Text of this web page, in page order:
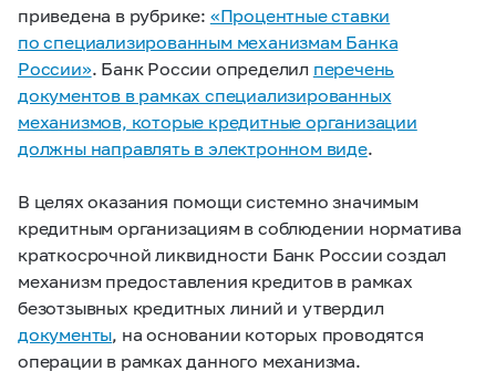
приведена в рубрике: «Процентные ставки
по специализированным механизмам Банка
России». Банк России определил перечень
документов в рамках специализированных
механизмов, которые кредитные организации
должны направлять в электронном виде.
В целях оказания помощи системно значимым
кредитным организациям в соблюдении норматива
краткосрочной ликвидности Банк России создал
механизм предоставления кредитов в рамках
безотзывных кредитных линий и утвердил
документы, на основании которых проводятся
операции в рамках данного механизма.